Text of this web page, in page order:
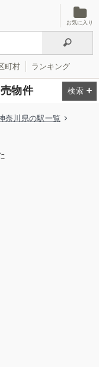
お気に入り
町村 ランキング
物件
奈川県の駅一覧